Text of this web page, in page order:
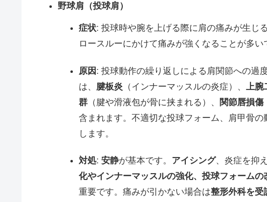
野球肩（投球肩）
症状: 投球時や腕を上げる際に肩の痛みが生じ
ロースルーにかけて痛みが強くなることが多い
原因 : 投球動作の繰り返しによる肩関節への過
は、 腱板炎 （インナーマッスルの炎症）、 上
群 （腱や滑液包が骨に挟まれる）、 関節唇損傷
含まれます。不適切な投球フォーム、肩甲骨
します。
対処:安静が基本です。 アイシング、炎症を抑
化やインナーマッスルの強化、投球フォームの
重要です。痛みが引かない場合は整形外科を受